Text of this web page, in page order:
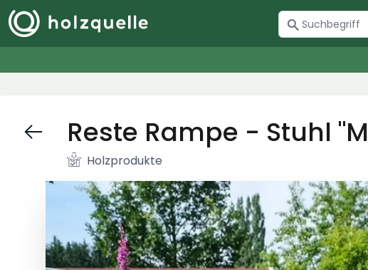
Reste Rampe - Stuhl
Holzprodukte